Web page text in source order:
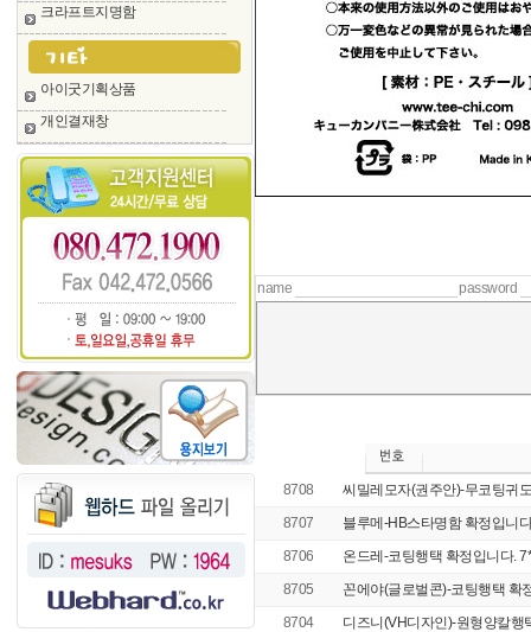
크라프트지명함
아이굿기획상품
개인결재창
name password
8708
씨밀레모자(권주안)-무코팅귀
8707
블루메-HB스타명함 확정입니
8706
온드레-코팅행택 확정입니다.
8705
꼰에야(글로벌콘)-코팅행택 확
8704
디즈니(VH디자인)-원형양칼행